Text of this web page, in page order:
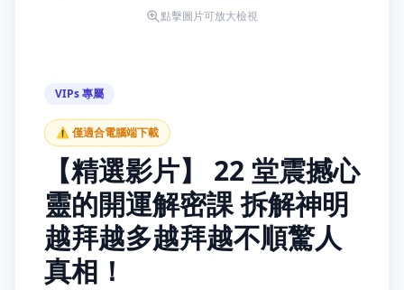
點擊圖片可放大檢視
VIPs 專屬
⚠️ 僅適合電腦端下載
【精選影片】 22 堂震撼心
靈的開運解密課 拆解神明
越拜越多越拜越不順驚人
真相！